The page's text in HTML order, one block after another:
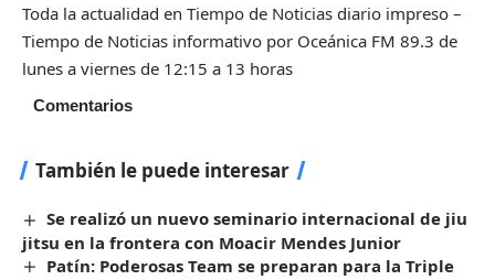
Toda la actualidad en Tiempo de Noticias diario impreso –
Tiempo de Noticias informativo por Oceánica FM 89.3 de
lunes a viernes de 12:15 a 13 horas
Comentarios
También le puede interesar
Se realizó un nuevo seminario internacional de jiu
jitsu en la frontera con Moacir Mendes Junior
Patín: Poderosas Team se preparan para la Triple